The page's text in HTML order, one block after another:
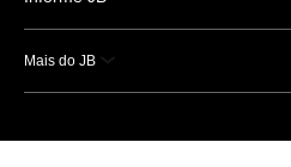
Mais do JB
Esportes